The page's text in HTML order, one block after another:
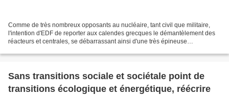
Comme de très nombreux opposants au nucléaire, tant civil que militaire,
l'intention d'EDF de reporter aux calendes grecques le démantèlement des
réacteurs et centrales, se débarrassant ainsi d'une très épineuse
Sans transitions sociale et sociétale point de
transitions écologique et énergétique, réécrire